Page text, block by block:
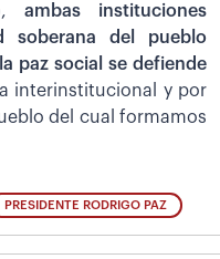
ambas instituciones
soberana del pueblo
paz social se defiende
interinstitucional y por
del cual formamos
PRESIDENTE RODRIGO PAZ